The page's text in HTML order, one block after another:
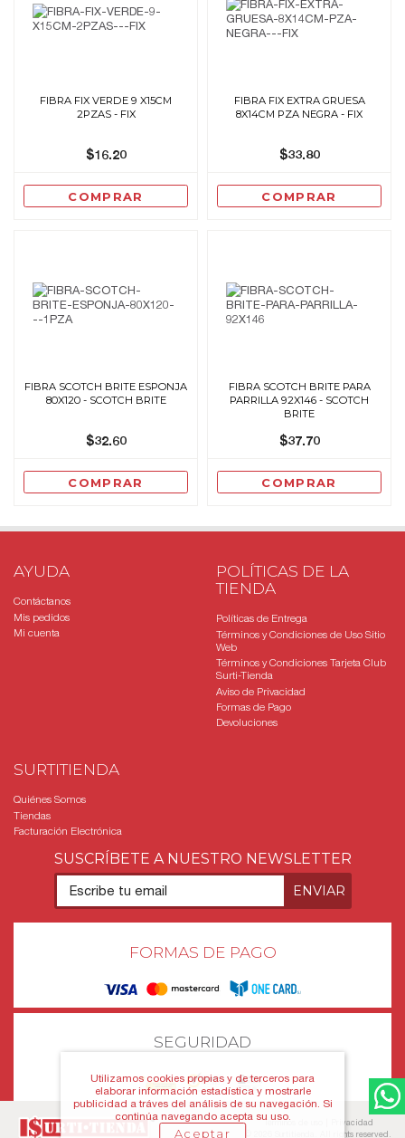
FIBRA FIX VERDE 9 X15CM
2PZAS - FIX
$16.20
COMPRAR
FIBRA FIX EXTRA GRUESA
8X14CM PZA NEGRA - FIX
$33.80
COMPRAR
FIBRA SCOTCH BRITE ESPONJA
80X120 - SCOTCH BRITE
$32.60
COMPRAR
FIBRA SCOTCH BRITE PARA
PARRILLA 92X146 - SCOTCH
BRITE
$37.70
COMPRAR
SUSCRÍBETE A NUESTRO NEWSLETTER
AYUDA
Contáctanos
Mis pedidos
Mi cuenta
POLÍTICAS DE LA
TIENDA
Políticas de Entrega
Términos y Condiciones de Uso Sitio
Web
Términos y Condiciones Tarjeta Club
Surti-Tienda
Aviso de Privacidad
Formas de Pago
Devoluciones
SURTITIENDA
Quiénes Somos
Tiendas
Facturación Electrónica
FORMAS DE PAGO
SEGURIDAD
Términos de uso
Privacidad
Surtitienda. All rights reserved.
Utilizamos cookies propias y de terceros para
elaborar información estadística y mostrarle
publicidad a tráves del análisis de su navegación. Si
continúa navegando acepta su uso.
Aceptar